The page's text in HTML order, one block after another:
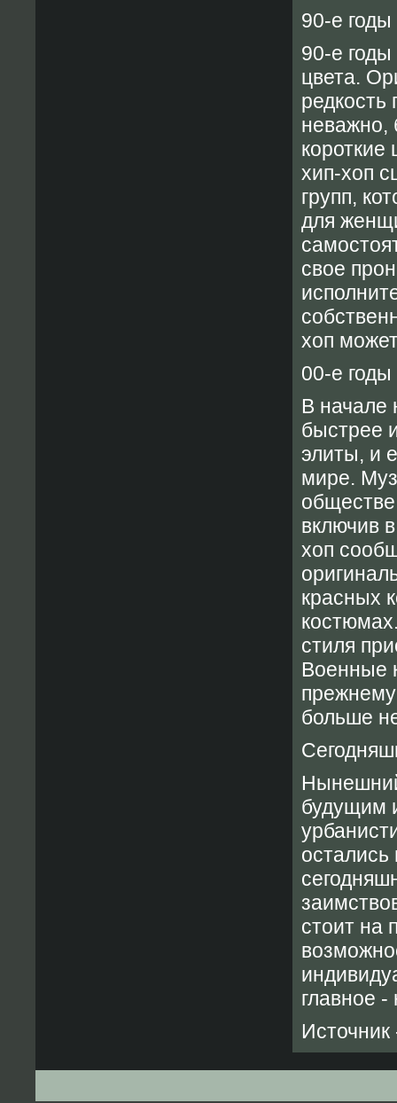
90-е годы
90-е
цвета.
неважно,
короткие
хип-хоп
групп,
для
свое
хоп
00-е годы
В начале
быстрее
элиты, и
мире.
включив
хоп
красных
стиля
Военные
больше
будущим
стоит на
главное -